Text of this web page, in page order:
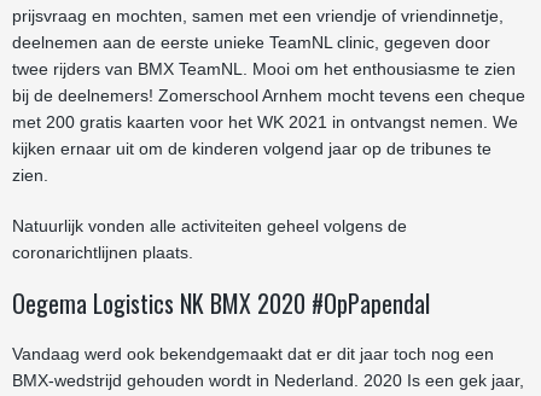
prijsvraag en mochten, samen met een vriendje of vriendinnetje,
deelnemen aan de eerste unieke TeamNL clinic, gegeven door
twee rijders van BMX TeamNL. Mooi om het enthousiasme te zien
bij de deelnemers! Zomerschool Arnhem mocht tevens een cheque
met 200 gratis kaarten voor het WK 2021 in ontvangst nemen. We
kijken ernaar uit om de kinderen volgend jaar op de tribunes te
zien.
Natuurlijk vonden alle activiteiten geheel volgens de
coronarichtlijnen plaats.
Oegema Logistics NK BMX 2020 #OpPapendal
Vandaag werd ook bekendgemaakt dat er dit jaar toch nog een
BMX-wedstrijd gehouden wordt in Nederland. 2020 Is een gek jaar,